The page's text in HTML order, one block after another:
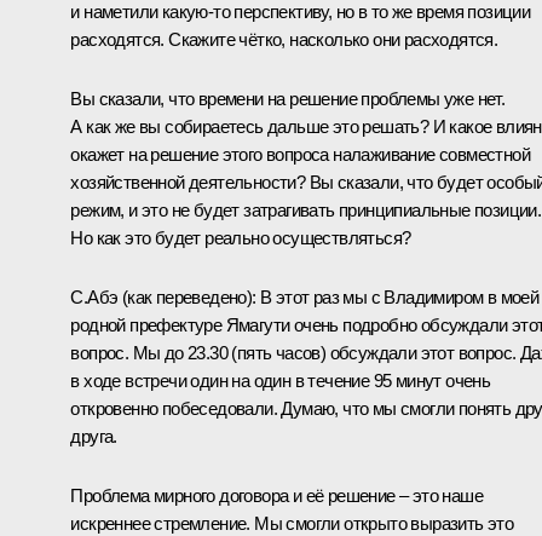
и наметили какую-то перспективу, но в то же время позиции
расходятся. Скажите чётко, насколько они расходятся.
Вы сказали, что времени на решение проблемы уже нет.
А как же вы собираетесь дальше это решать? И какое
окажет на решение этого вопроса налаживание совместной
хозяйственной деятельности? Вы сказали, что будет
режим, и это не будет затрагивать принципиальные позиции.
Но как это будет реально осуществляться?
С.Абэ (как переведено): В этот раз мы с Владимиром в моей
родной префектуре Ямагути очень подробно обсуждали
вопрос. Мы до 23.30 (пять часов) обсуждали этот вопрос.
в ходе встречи один на один в течение 95 минут очень
откровенно побеседовали. Думаю, что мы смогли понять
друга.
Проблема мирного договора и её решение – это наше
искреннее стремление. Мы смогли открыто выразить это